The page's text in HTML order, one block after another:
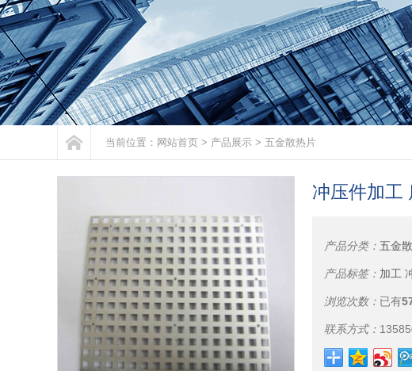
当前位置： 网站首页 > 产品展示 > 五金散热片
冲压件加工
产品分类： 五金
产品标签： 加工
浏览次数： 已有
联系方式：